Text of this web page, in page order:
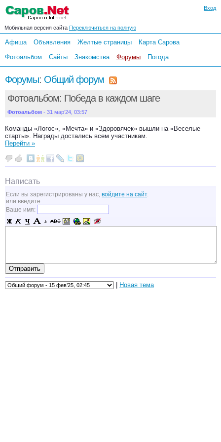
Вход
Мобильная версия сайта Переключиться на полную
Афиша Объявления Желтые страницы
Карта Сарова
Фотоальбом
Сайты Знакомства Форумы Погода
Форумы: Общий форум
Фотоальбом: Победа в каждом шаге
Фотоальбом - 31 мар’24, 03:57
Команды «Логос», «Мечта» и «Здоровячек» вышли на «Веселые
старты». Награды достались всем участникам.
Перейти »
Написать
Если вы зарегистрированы у нас, войдите на сайт.
или введите
Ваше имя:
Новая тема